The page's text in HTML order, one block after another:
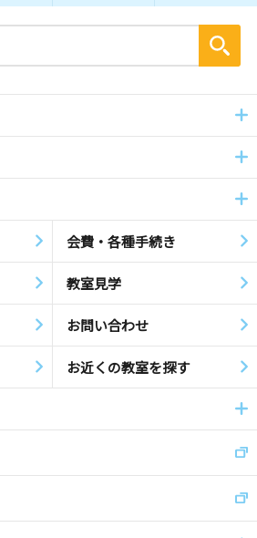
会費・各種手続き
教室見学
お問い合わせ
お近くの教室を探す